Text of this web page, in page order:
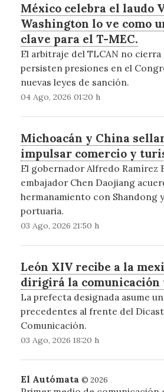
México celebra el laudo
Washington lo ve como
clave para el T-MEC.
El arbitraje del TLCAN no cierra
persisten presiones en el
nuevas leyes de sanción.
04 Ago, 2026 01:20 h
Michoacán y China
impulsar comercio y
El gobernador Alfredo Ramírez
embajador Chen Daojiang
hermanamiento con Shandong
portuaria.
03 Ago, 2026 21:50 h
León XIV recibe a la
dirigirá la comunicación
La prefecta designada asume
precedentes al frente del
Comunicación.
03 Ago, 2026 18:20 h
El Autómata © 2026